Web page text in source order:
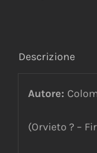
Descrizione
Autore:
(Orvieto ? –